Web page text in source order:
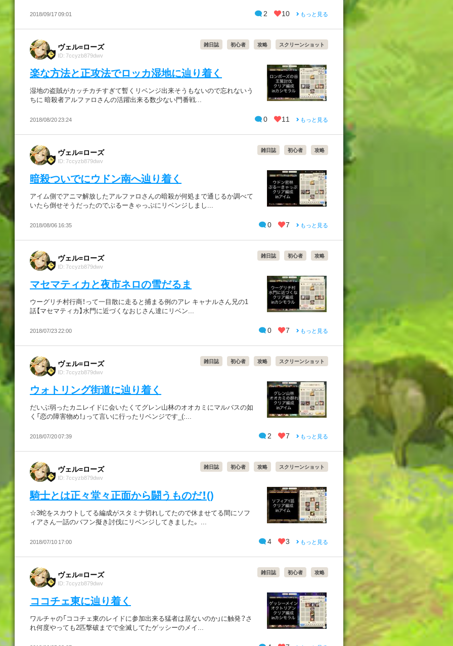
2018/09/17 09:01 2 10 もっと見る
ヴェル=ローズ
ID: 7ccyzb879dwv
雑日誌 初心者 攻略 スクリーンショット
楽な方法と正攻法でロッカ湿地に辿り着く
湿地の盗賊がカッチカチすぎて暫くリベンジ出来そうもないので忘れないう
ちに 暗殺者アルファロさんの活躍出来る数少ない門番戦...
2018/08/20 23:24 0 11 もっと見る
ヴェル=ローズ
ID: 7ccyzb879dwv
雑日誌 初心者 攻略
暗殺ついでにウドン南へ辿り着く
アイム側でアニマ解放したアルファロさんの暗殺が何処まで通じるか調べて
いたら倒せそうだったのでぶるーきゃっぷにリベンジしまし...
2018/08/06 16:35 0 7 もっと見る
ヴェル=ローズ
ID: 7ccyzb879dwv
雑日誌 初心者 攻略
マセマティカと夜市ネロの雪だるま
ウーグリチ村行商！って一目散に走ると捕まる例のアレ キャナルさん兄の1
話【マセマティカ】水門に近づくなおじさん達にリベン...
2018/07/23 22:00 0 7 もっと見る
ヴェル=ローズ
ID: 7ccyzb879dwv
雑日誌 初心者 攻略 スクリーンショット
ウォトリング街道に辿り着く
だいぶ弱ったカニレイドに会いたくてグレン山林のオオカミにマルバスの如
く「恋の障害物め！」って言いに行ったリベンジです_(:...
2018/07/20 07:39 2 7 もっと見る
ヴェル=ローズ
ID: 7ccyzb879dwv
雑日誌 初心者 攻略 スクリーンショット
騎士とは正々堂々正面から闘うものだ！()
☆3蛇をスカウトしてる編成がスタミナ切れしてたので休ませてる間にソフ
ィアさん一話のバフン擬き討伐にリベンジしてきました。 ...
2018/07/10 17:00 4 3 もっと見る
ヴェル=ローズ
ID: 7ccyzb879dwv
雑日誌 初心者 攻略
ココチェ東に辿り着く
ワルチャの「ココチェ東のレイドに参加出来る猛者は居ないのか」に触発？さ
れ何度やっても2匹撃破までで全滅してたゲッシーのメイ...